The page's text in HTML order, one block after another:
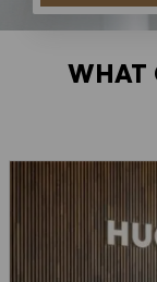
WHAT